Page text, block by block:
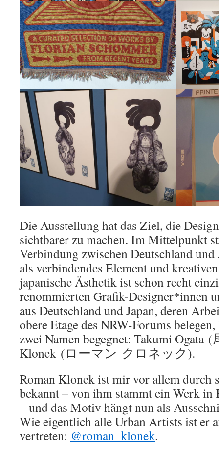
Die Ausstellung hat das Ziel, die
sichtbarer zu machen. Im Mittelpunkt
Verbindung zwischen Deutschland und
als verbindendes Element und
japanische Ästhetik ist schon recht
renommierten Grafik-Designer*innen
aus Deutschland und Japan, deren
obere Etage des NRW-Forums
zwei Namen begegnet: Takumi Ogata
Klonek (ローマン クロネック).
Roman Klonek ist mir vor allem durch
bekannt – von ihm stammt ein Werk
– und das Motiv hängt nun als
Wie eigentlich alle Urban Artists ist er
vertreten: @roman_klonek.